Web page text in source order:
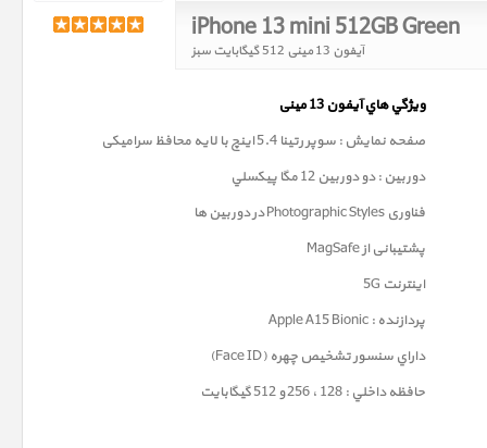
iPhone 13 mini 512GB Green
آیفون 13 مینی 512 گیگابایت سبز
ويژگي هاي آيفون 13
مینی
صفحه نمايش : سوپر رتينا 5.4 اينچ با لایه محافظ سرامیکی
دوربين : دو دوربین 12 مگا پيکسلي
فناوری Photographic Stylesدر دوربین ها
پشتیبانی از MagSafe
اینترنت 5G
پردازنده : Apple A15 Bionic
داراي سنسور تشخيص چهره (Face ID)
حافظه داخلي : 128 ، 256 و 512 گيگابايت